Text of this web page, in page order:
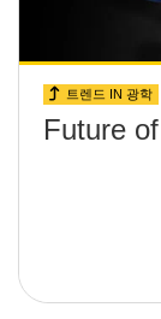
트렌드 IN 광학
Future